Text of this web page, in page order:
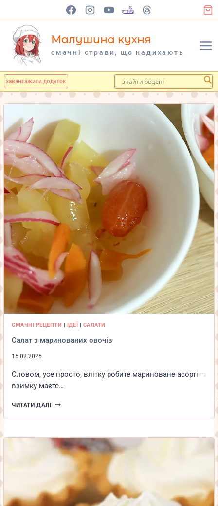
вмісту
Малушина кухня
cмачні страви, що надихають
завантажити додаток
СМАЧНІ РЕЦЕПТИ | ІДЕЇ | САЛАТИ
Салат з маринованих овочів
15.02.2025
Словом, усе просто, влітку робите мариноване асорті —
взимку маєте…
ЧИТАТИ ДАЛІ САЛАТ
МАРИНОВАНИХ